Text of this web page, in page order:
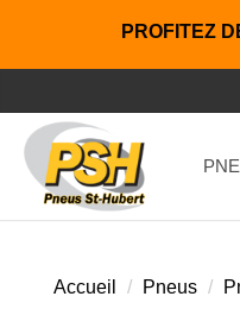
PROFITEZ
Accueil Pneus